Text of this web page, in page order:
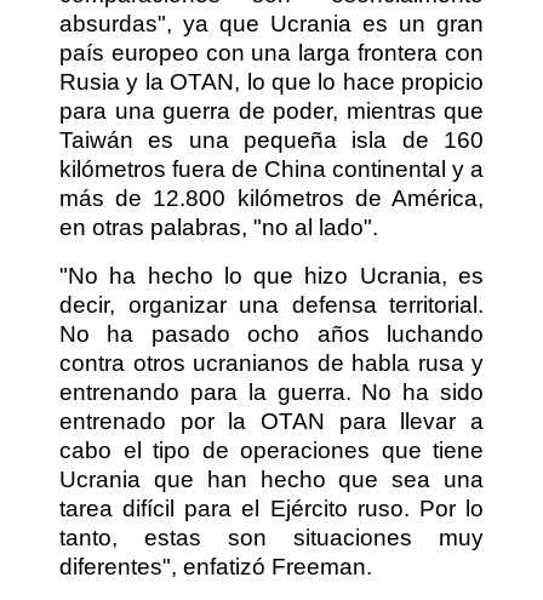
absurdas", ya que Ucrania es un gran
país europeo con una larga frontera con
Rusia y la OTAN, lo que lo hace propicio
para una guerra de poder, mientras que
Taiwán es una pequeña isla de 160
kilómetros fuera de China continental y a
más de 12.800 kilómetros de América,
en otras palabras, "no al lado".
"No ha hecho lo que hizo Ucrania, es
decir, organizar una defensa territorial.
No ha pasado ocho años luchando
contra otros ucranianos de habla rusa y
entrenando para la guerra. No ha sido
entrenado por la OTAN para llevar a
cabo el tipo de operaciones que tiene
Ucrania que han hecho que sea una
tarea difícil para el Ejército ruso. Por lo
tanto, estas son situaciones muy
diferentes", enfatizó Freeman.